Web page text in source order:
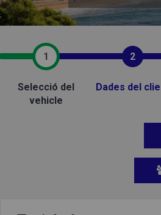
1
Selecció del
vehicle
2
Dades del